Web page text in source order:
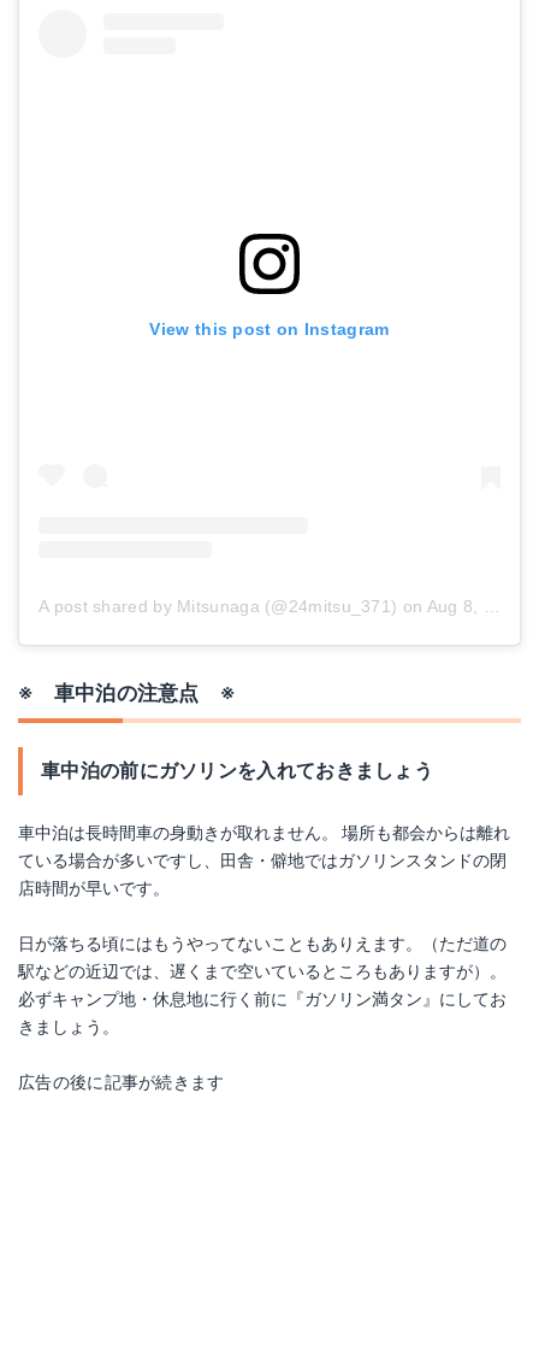
View this post on Instagram
A post shared by Mitsunaga (@24mitsu_371) on Aug 8, 2017 at 5:25pm PDT
※ 車中泊の注意点 ※
車中泊の前にガソリンを入れておきましょう
車中泊は長時間車の身動きが取れません。 場所も都会からは離れ
ている場合が多いですし、田舎・僻地ではガソリンスタンドの閉
店時間が早いです。
日が落ちる頃にはもうやってないこともありえます。（ただ道の
駅などの近辺では、遅くまで空いているところもありますが）。
必ずキャンプ地・休息地に行く前に『ガソリン満タン』にしてお
きましょう。
広告の後に記事が続きます